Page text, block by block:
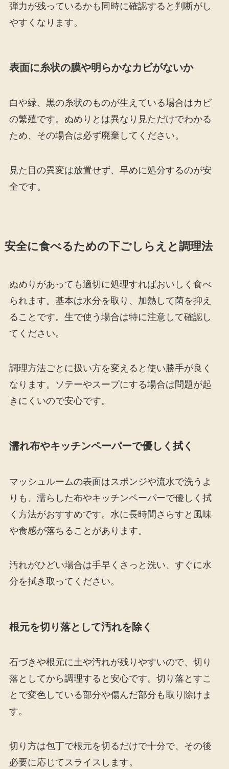
弾力が残っているかも同時に確認すると判断がし
やすくなります。
表面に糸状の膜や明らかなカビがないか
白や緑、黒の糸状のものが生えている場合はカビ
の繁殖です。ぬめりとは異なり見ただけでわかる
ため、その場合は必ず廃棄してください。
見た目の異変は放置せず、早めに処分するのが安
全です。
安全に食べるための下ごしらえと調理法
ぬめりがあっても適切に処理すればおいしく食べ
られます。基本は水分を取り、加熱して菌を抑え
ることです。生で使う場合は特に注意して確認し
てください。
調理方法ごとに扱い方を変えると使い勝手が良く
なります。ソテーやスープにする場合は問題が起
きにくいので安心です。
濡れ布やキッチンペーパーで優しく拭く
マッシュルームの表面はスポンジや流水で洗うよ
りも、濡らした布やキッチンペーパーで優しく拭
く方法がおすすめです。水に長時間さらすと風味
や食感が落ちることがあります。
汚れがひどい場合は手早くさっと洗い、すぐに水
分を拭き取ってください。
根元を切り落として汚れを除く
石づきや根元に土や汚れが残りやすいので、切り
落としてから調理すると安心です。切り落とすこ
とで変色している部分や傷んだ部分も取り除けま
す。
切り方は包丁で根元を切るだけで十分で、その後
必要に応じてスライスします。